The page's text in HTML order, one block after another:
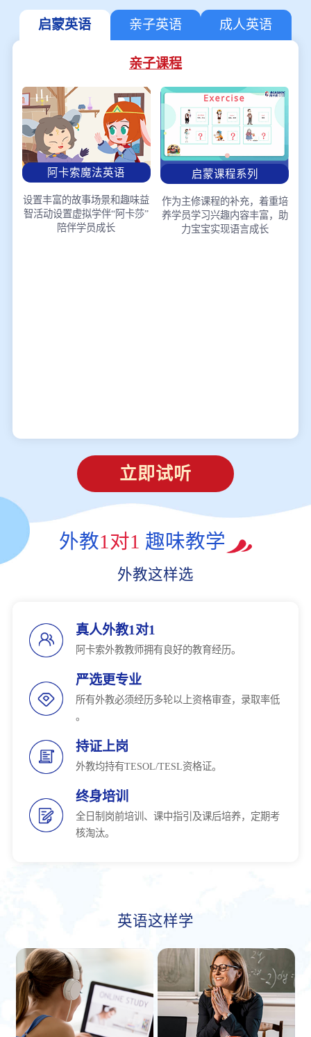
启蒙英语 亲子英语 成人英语
亲子课程
阿卡索魔法英语
设置丰富的故事场景和趣味益
智活动设置虚拟学伴“阿卡莎”
陪伴学员成长
启蒙课程系列
作为主修课程的补充，着重培
养学员学习兴趣内容丰富，助
力宝宝实现语言成长
立即试听
外教1对1 趣味教学
外教这样选
真人外教1对1
阿卡索外教教师拥有良好的教育经历。
严选更专业
所有外教必须经历多轮以上资格审查，录取率低
。
持证上岗
外教均持有TESOL/TESL资格证。
终身培训
全日制岗前培训、课中指引及课后培养，定期考
核淘汰。
英语这样学